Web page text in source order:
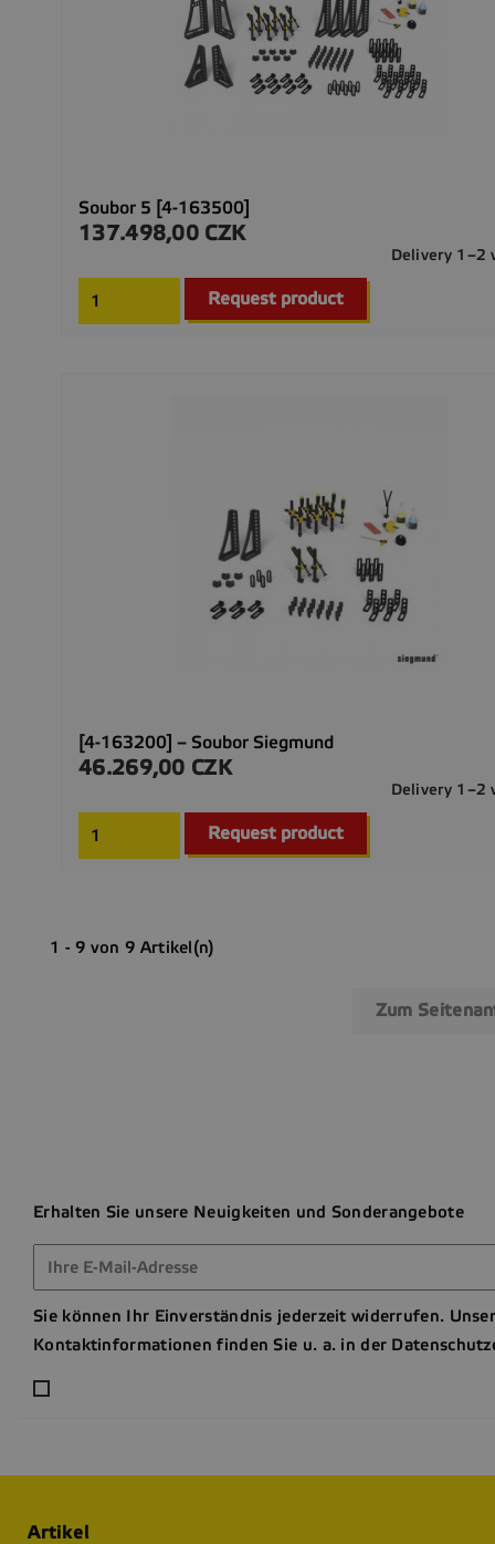
Soubor 5 [4-163500]
Preis
137.498,00 CZK
Delivery 1–2
Request product
[4-163200] – Soubor Siegmund
Preis
46.269,00 CZK
Delivery 1–2
Request product
1 - 9 von 9 Artikel(n)
Zum
Erhalten Sie unsere Neuigkeiten und Sonderangebote
Sie können Ihr Einverständnis jederzeit widerrufen.
Kontaktinformationen finden Sie u. a. in der
Artikel